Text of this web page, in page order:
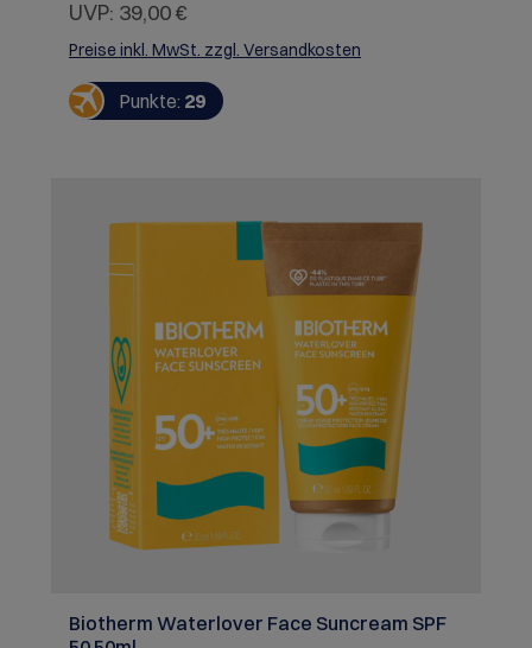
Lefebvre BP 189,59544 Caudry,FRWarnhinweise:
Kontakt mit den Augen vermeiden. Vor Hitze und
Flammen schützen.
UVP: 39,00 €
Preise inkl. MwSt. zzgl. Versandkosten
Punkte: 29
Biotherm Waterlover Face Suncream SPF